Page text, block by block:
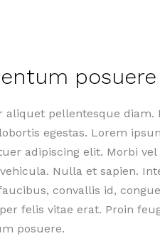
posuere
aliquet pellentesque diam.
egestas. Lorem
adipiscing elit. Morbi
Nulla et sapien.
convallis id,
felis vitae erat. Proin
posuere.